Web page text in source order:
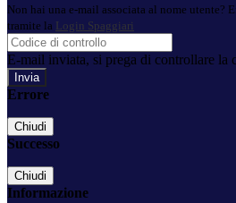
Non hai una e-mail associata al nome utente?
tramite la Login Spaggiari
E-mail inviata, si prega di controllare la
Errore
Chiudi
Successo
Chiudi
Informazione